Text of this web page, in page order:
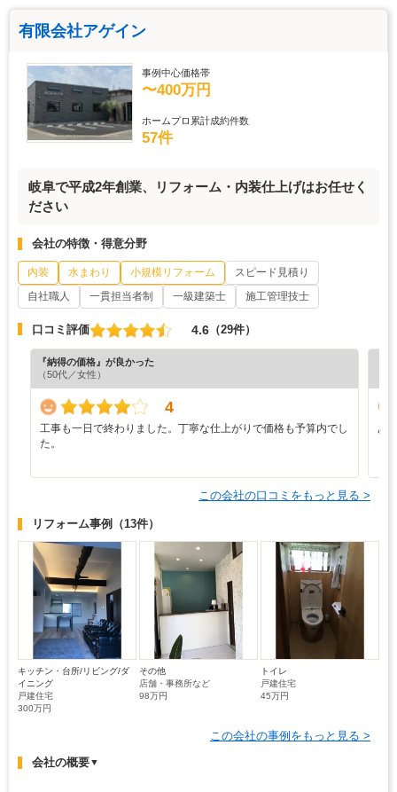
有限会社アゲイン
事例中心価格帯
〜400万円
ホームプロ累計成約件数
57件
岐阜で平成2年創業、リフォーム・内装仕上げはお任せく
ださい
会社の特徴・得意分野
内装 水まわり 小規模リフォーム
スピード見積り
自社職人
一貫担当者制 一級建築士 施工管理技士
口コミ評価 4.6 （29件）
『納得の価格』が良かった
（50代／女性）
4
工事も一日で終わりました。丁寧な仕上がりで価格も予算内でし
た。
あ
この会社の口コミをもっと見る >
リフォーム事例 （13件）
キッチン・台所/リビング/ダ
イニング
戸建住宅
300万円
その他
店舗・事務所など
98万円
トイレ
戸建住宅
45万円
この会社の事例をもっと見る >
会社の概要▼